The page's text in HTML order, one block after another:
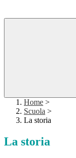
Home >
Scuola >
La storia
La storia